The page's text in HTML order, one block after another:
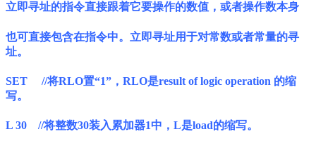
立即寻址的指令直接跟着它要操作的数值，或者操作数本身
也可直接包含在指令中。立即寻址用于对常数或者常量的寻
址。
SET //将RLO置“1”，RLO是result of logic operation 的缩
写。
L 30 //将整数30装入累加器1中，L是load的缩写。